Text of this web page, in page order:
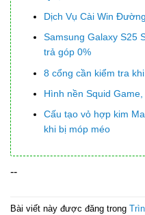
Dịch Vụ Cài Win
Samsung Galaxy S25
trả góp 0%
8 cổng cần kiểm tra
Hình nền Squid
Cấu tạo vỏ hợp kim
khi bị móp méo
--
Bài viết này được đăng trong